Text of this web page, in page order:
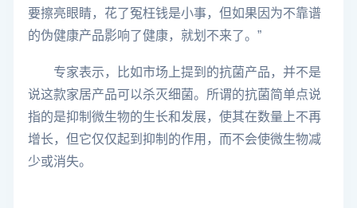
要擦亮眼睛，花了冤枉钱是小事，但如果因为不靠谱
的伪健康产品影响了健康，就划不来了。”
专家表示，比如市场上提到的抗菌产品，并不是
说这款家居产品可以杀灭细菌。所谓的抗菌简单点说
指的是抑制微生物的生长和发展，使其在数量上不再
增长，但它仅仅起到抑制的作用，而不会使微生物减
少或消失。